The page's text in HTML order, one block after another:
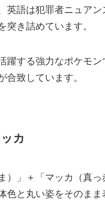
英語は犯罪者ニュア
突き詰めています。
躍する強力なポケモ
合致しています。
カ
）」＋「マッカ（真っ
色と丸い姿をそのまま